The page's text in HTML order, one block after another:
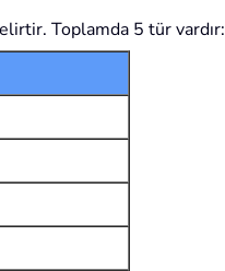
Toplamda 5 tür vardır: